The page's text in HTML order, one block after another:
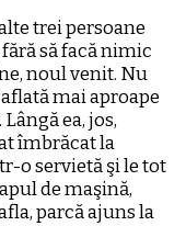
trei persoane
să facă nimic
noul venit. Nu
mai aproape
ea, jos,
îmbrăcat la
o servietă şi le tot
de maşină,
parcă ajuns la